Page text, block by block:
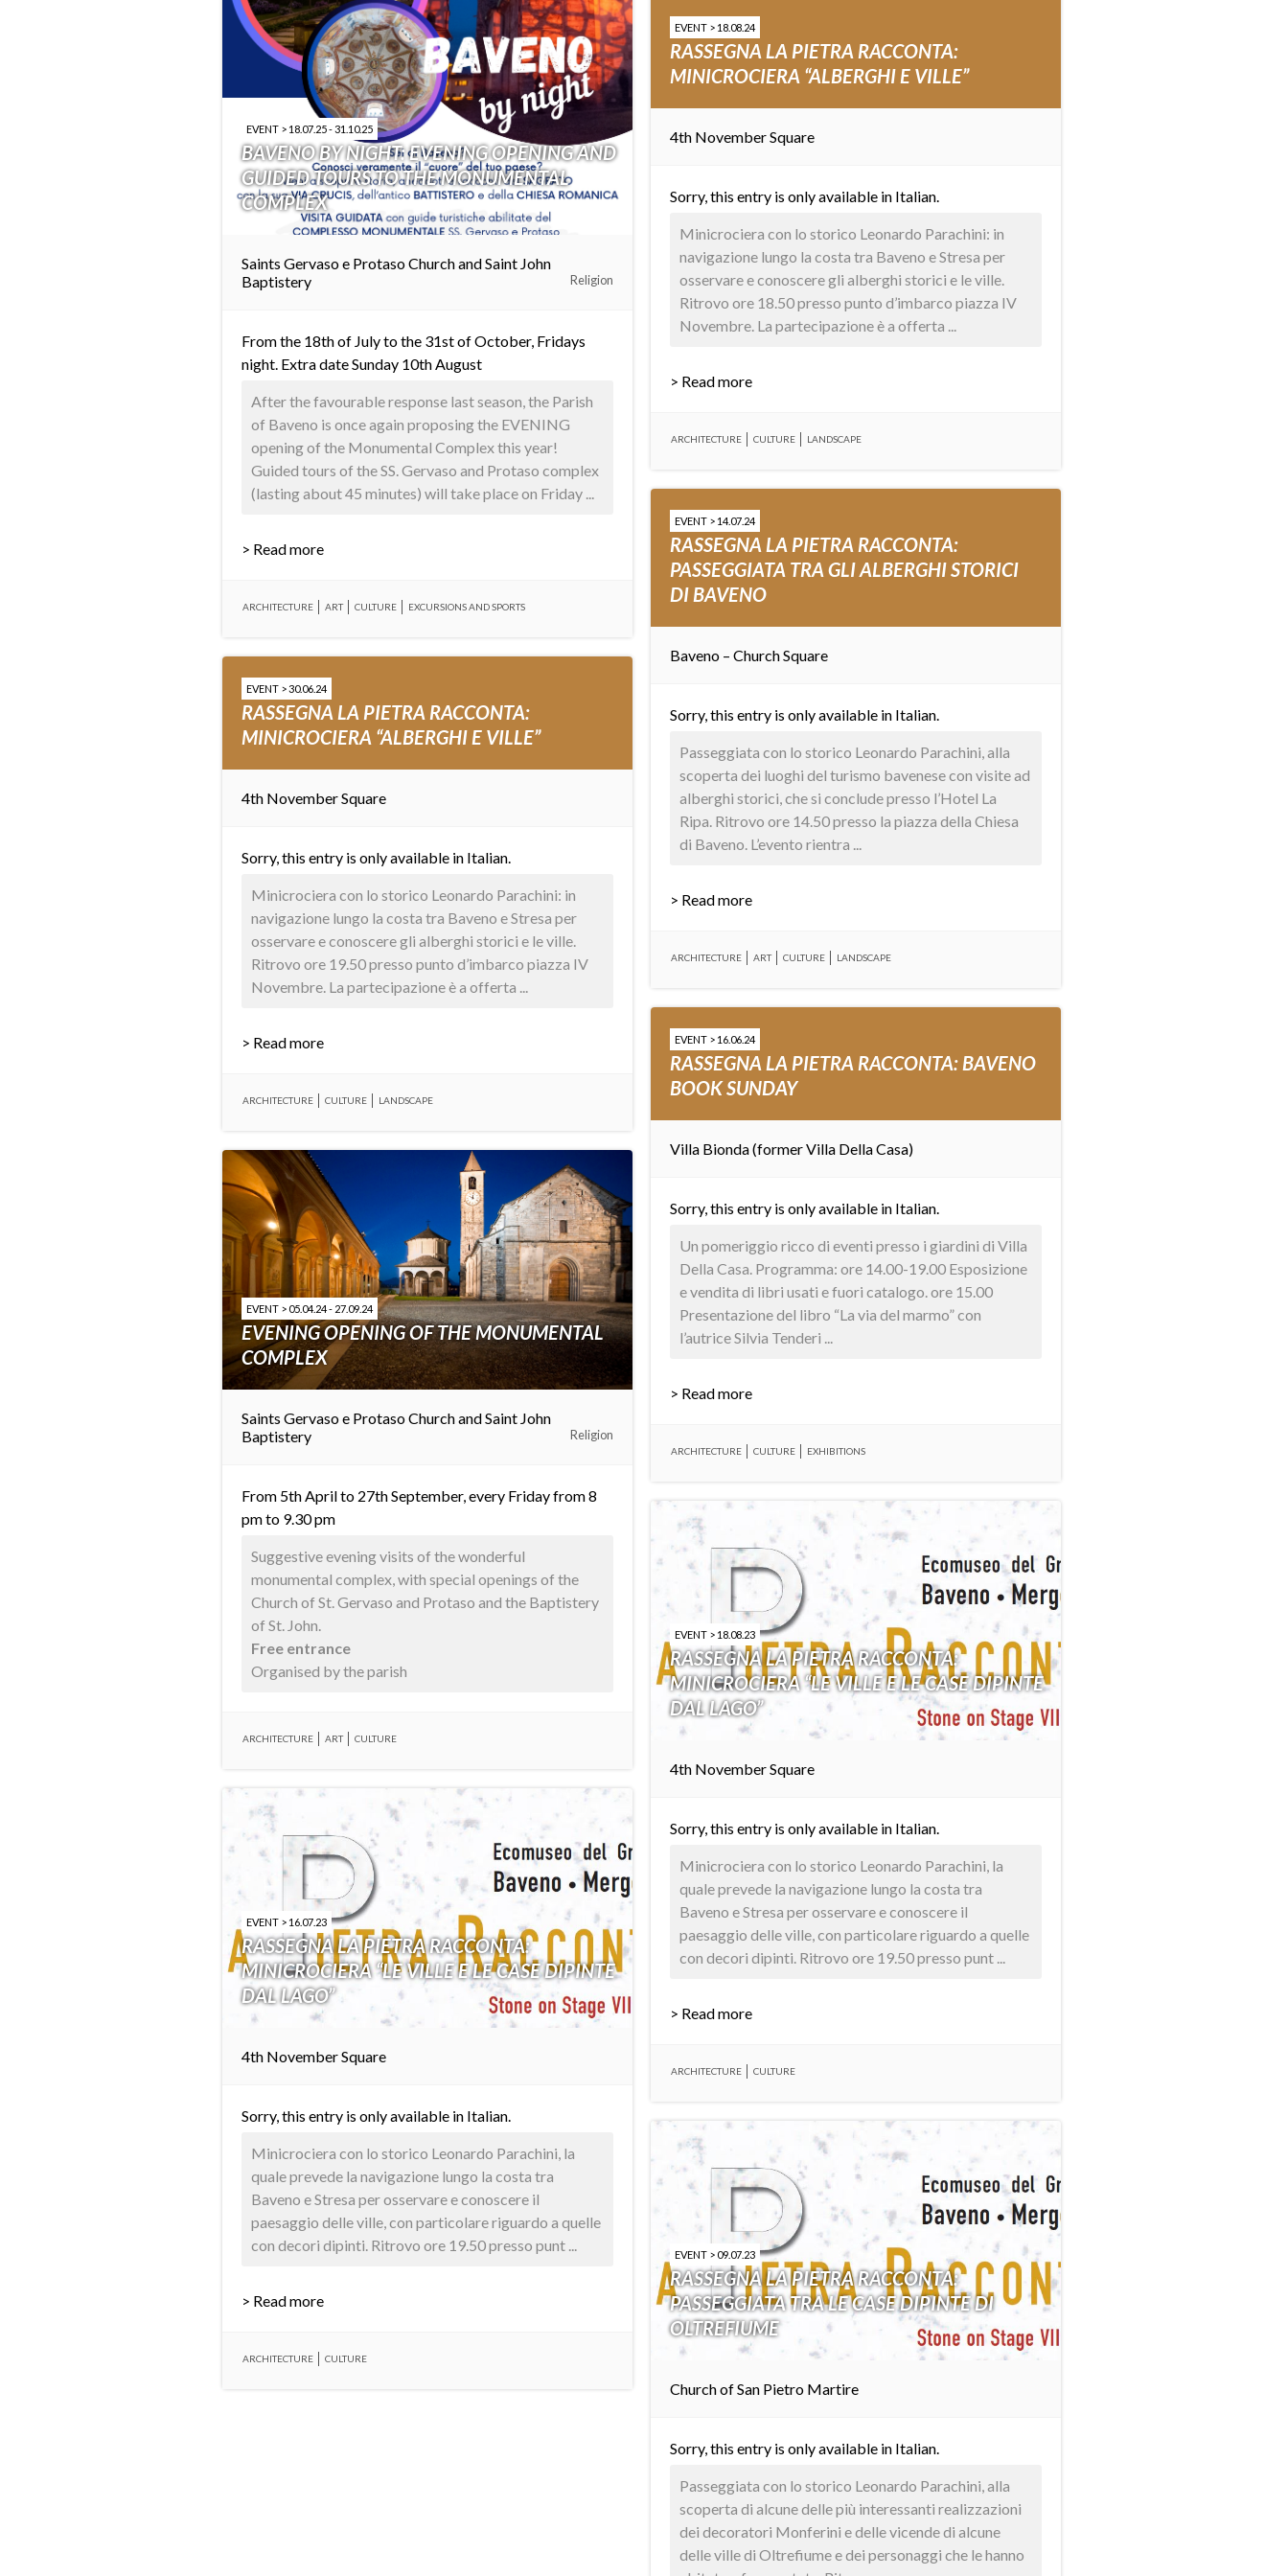
EVENT > 18.07.25 - 31.10.25
BAVENO BY NIGHT: EVENING OPENING AND
GUIDED TOURS TO THE MONUMENTAL
COMPLEX
Saints Gervaso e Protaso Church and Saint John
Baptistery
Religion
From the 18th of July to the 31st of October, Fridays
night. Extra date Sunday 10th August
After the favourable response last season, the Parish
of Baveno is once again proposing the EVENING
opening of the Monumental Complex this year!
Guided tours of the SS. Gervaso and Protaso complex
(lasting about 45 minutes) will take place on Friday ...
> Read more
ARCHITECTURE ART CULTURE EXCURSIONS AND SPORTS
EVENT > 18.08.24
RASSEGNA LA PIETRA RACCONTA:
MINICROCIERA “ALBERGHI E VILLE”
4th November Square
Sorry, this entry is only available in Italian.
Minicrociera con lo storico Leonardo Parachini: in
navigazione lungo la costa tra Baveno e Stresa per
osservare e conoscere gli alberghi storici e le ville.
Ritrovo ore 18.50 presso punto d’imbarco piazza IV
Novembre. La partecipazione è a offerta ...
> Read more
ARCHITECTURE CULTURE LANDSCAPE
EVENT > 14.07.24
RASSEGNA LA PIETRA RACCONTA:
PASSEGGIATA TRA GLI ALBERGHI STORICI
DI BAVENO
Baveno – Church Square
Sorry, this entry is only available in Italian.
Passeggiata con lo storico Leonardo Parachini, alla
scoperta dei luoghi del turismo bavenese con visite ad
alberghi storici, che si conclude presso l’Hotel La
Ripa. Ritrovo ore 14.50 presso la piazza della Chiesa
di Baveno. L’evento rientra ...
> Read more
ARCHITECTURE ART CULTURE LANDSCAPE
EVENT > 30.06.24
RASSEGNA LA PIETRA RACCONTA:
MINICROCIERA “ALBERGHI E VILLE”
4th November Square
Sorry, this entry is only available in Italian.
Minicrociera con lo storico Leonardo Parachini: in
navigazione lungo la costa tra Baveno e Stresa per
osservare e conoscere gli alberghi storici e le ville.
Ritrovo ore 19.50 presso punto d’imbarco piazza IV
Novembre. La partecipazione è a offerta ...
> Read more
ARCHITECTURE CULTURE LANDSCAPE
EVENT > 16.06.24
RASSEGNA LA PIETRA RACCONTA: BAVENO
BOOK SUNDAY
Villa Bionda (former Villa Della Casa)
Sorry, this entry is only available in Italian.
Un pomeriggio ricco di eventi presso i giardini di Villa
Della Casa. Programma: ore 14.00-19.00 Esposizione
e vendita di libri usati e fuori catalogo. ore 15.00
Presentazione del libro “La via del marmo” con
l’autrice Silvia Tenderi ...
> Read more
ARCHITECTURE CULTURE EXHIBITIONS
EVENT > 05.04.24 - 27.09.24
EVENING OPENING OF THE MONUMENTAL
COMPLEX
Saints Gervaso e Protaso Church and Saint John
Baptistery
Religion
From 5th April to 27th September, every Friday from 8
pm to 9.30 pm
Suggestive evening visits of the wonderful
monumental complex, with special openings of the
Church of St. Gervaso and Protaso and the Baptistery
of St. John.
Free entrance
Organised by the parish
ARCHITECTURE ART CULTURE
EVENT > 18.08.23
RASSEGNA LA PIETRA RACCONTA:
MINICROCIERA “LE VILLE E LE CASE DIPINTE
DAL LAGO”
4th November Square
Sorry, this entry is only available in Italian.
Minicrociera con lo storico Leonardo Parachini, la
quale prevede la navigazione lungo la costa tra
Baveno e Stresa per osservare e conoscere il
paesaggio delle ville, con particolare riguardo a quelle
con decori dipinti. Ritrovo ore 19.50 presso punt ...
> Read more
ARCHITECTURE CULTURE
EVENT > 16.07.23
RASSEGNA LA PIETRA RACCONTA:
MINICROCIERA “LE VILLE E LE CASE DIPINTE
DAL LAGO”
4th November Square
Sorry, this entry is only available in Italian.
Minicrociera con lo storico Leonardo Parachini, la
quale prevede la navigazione lungo la costa tra
Baveno e Stresa per osservare e conoscere il
paesaggio delle ville, con particolare riguardo a quelle
con decori dipinti. Ritrovo ore 19.50 presso punt ...
> Read more
ARCHITECTURE CULTURE
EVENT > 09.07.23
RASSEGNA LA PIETRA RACCONTA:
PASSEGGIATA TRA LE CASE DIPINTE DI
OLTREFIUME
Church of San Pietro Martire
Sorry, this entry is only available in Italian.
Passeggiata con lo storico Leonardo Parachini, alla
scoperta di alcune delle più interessanti realizzazioni
dei decoratori Monferini e delle vicende di alcune
delle ville di Oltrefiume e dei personaggi che le hanno